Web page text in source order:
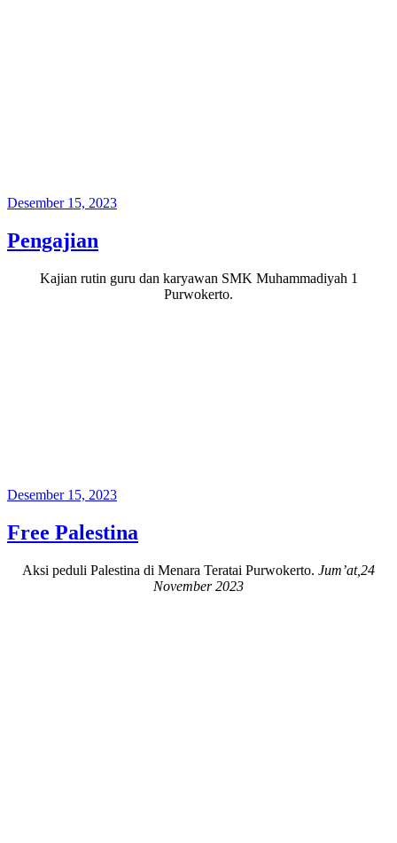
Posted
Desember 15, 2023
Pengajian
Kajian rutin guru dan karyawan SMK Muhammadiyah 1
Purwokerto.
Posted
Desember 15, 2023
Free Palestina
Aksi peduli Palestina di Menara Teratai Purwokerto. Jum’at,24
November 2023